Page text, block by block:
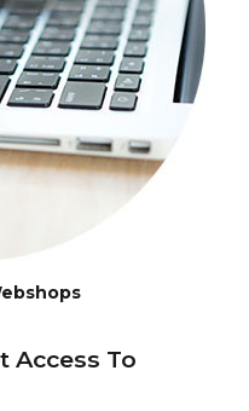
Access To